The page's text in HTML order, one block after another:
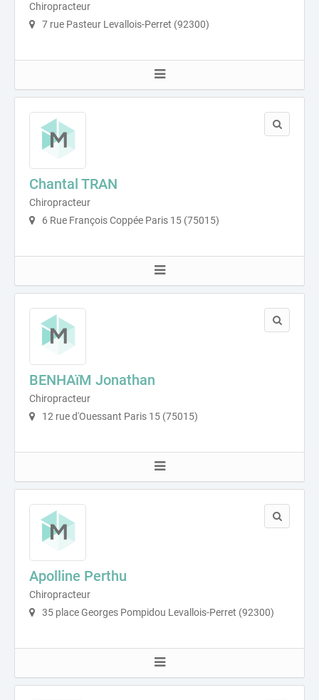
Chiropracteur
7 rue Pasteur Levallois-Perret (92300)
Chantal TRAN
Chiropracteur
6 Rue François Coppée Paris 15 (75015)
BENHAïM Jonathan
Chiropracteur
12 rue d'Ouessant Paris 15 (75015)
Apolline Perthu
Chiropracteur
35 place Georges Pompidou Levallois-Perret (92300)